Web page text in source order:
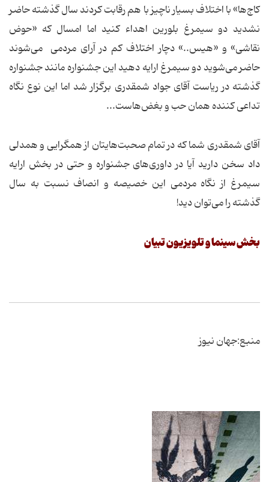
کاج‌ها» با اختلاف بسیار ناچیز با هم رقابت کردند سال گذشته حاضر
نشدید دو سیمرغ بلورین اهداء کنید اما امسال که «حوض
نقاشی» و «هیس..» دچار اختلاف کم در آرای مردمی می‌شوند
حاضر می‌شوید دو سیمرغ ارایه دهید این جشنواره مانند جشنواره
گذشته در ریاست آقای جواد شمقدری برگزار شد اما این نوع نگاه
تداعی کننده همان حب و بغض‌هاست...
آقای شمقدری شما که در تمام صحبت‌هایتان از همگرایی و همدلی
داد سخن دارید آیا در داوری‌های جشنواره و حتی در بخش ارایه
سیمرغ از نگاه مردمی این خصیصه و انصاف نسبت به سال
گذشته را می‌توان دید!
بخش سینما و تلویزیون تبیان
منبع:جهان نیوز